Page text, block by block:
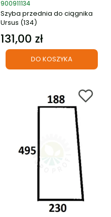
900911134
Szyba przednia do ciągnika
Ursus (134)
Cena
131,00 zł
DO KOSZYKA